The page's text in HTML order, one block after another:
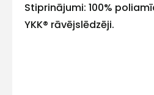
Stiprinājumi: 100%
YKK® rāvējslēdzēji.